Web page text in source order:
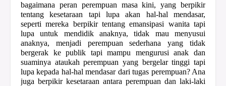
bagaimana peran perempuan masa kini, yang berpikir
tentang kesetaraan tapi lupa akan hal-hal mendasar,
seperti mereka berpikir tentang emansipasi wanita tapi
lupa untuk mendidik anaknya, tidak mau menyusui
anaknya, menjadi perempuan sederhana yang tidak
bergerak ke publik tapi mampu mengurusi anak dan
suaminya ataukah perempuan yang bergelar tinggi tapi
lupa kepada hal-hal mendasar dari tugas perempuan? Ana
juga berpikir kesetaraan antara perempuan dan laki-laki